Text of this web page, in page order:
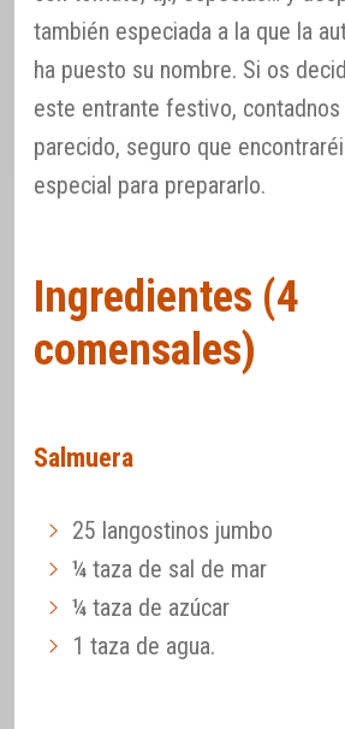
también especiada a la que la
ha puesto su nombre. Si os
este entrante festivo, contadnos
parecido, seguro que
especial para prepararlo.
Ingredientes (4
comensales)
Salmuera
25 langostinos jumbo
¼ taza de sal de mar
¼ taza de azúcar
1 taza de agua.